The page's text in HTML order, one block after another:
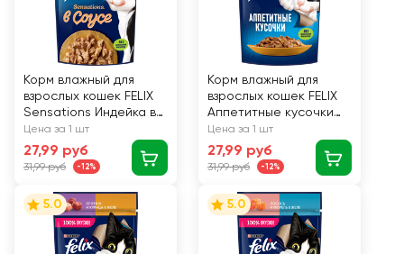
Корм влажный для
взрослых кошек FELIX
Sensations Индейка в
соусе со вкусом
бекона, 75г
Цена за 1 шт
27,99 руб
31,99 руб -12%
Корм влажный для
взрослых кошек FELIX
Аппетитные кусочки
Курица в желе, 75г
Цена за 1 шт
27,99 руб
31,99 руб -12%
5.0 5.0